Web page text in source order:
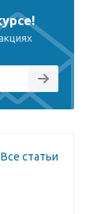
Все статьи